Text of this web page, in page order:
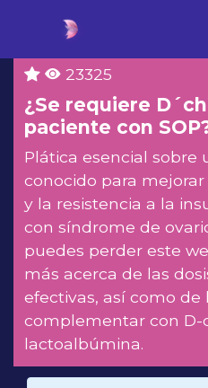
23325
¿Se requiere
paciente con
Plática esencial sobre
conocido para
y la resistencia a la
con síndrome de
puedes perder este
más acerca de las
efectivas, así como de
complementar con D-
lactoalbúmina.